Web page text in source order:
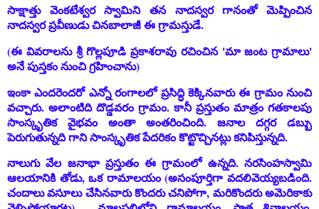
సాక్షాత్తు వెంకటేశ్వర స్వామిని తన నాదస్వర గానంతో మెప్పించిన
నాదస్వర ప్రవీణుడు చినబాలాజీ ఈ గ్రామస్తుడే.
(ఈ వివరాలను శ్రీ గొల్లపూడి ప్రకాశరావు రచించిన 'మా జంట గ్రామాలు'
అనే పుస్తకం నుంచి గ్రహించాను)
ఇంకా ఎందరెందరో ఎన్నో రంగాలలో ప్రసిద్ధి కెక్కినవారు ఈ గ్రామం నుంచి
వచ్చారు. అలాంటిది దొడ్డవరం గ్రామం. కానీ ప్రస్తుతం మాత్రం గతకాలపు
సాంస్కృతిక వైభవం అంతా అంతరించింది. జనాల దగ్గర డబ్బు
పెరుగుతున్నది గాని సాంస్కృతిక పేదరికం కొట్టొచ్చినట్లు కనిపిస్తున్నది.
నాలుగు వేల జనాభా ప్రస్తుతం ఈ గ్రామంలో ఉన్నది. నరసింహస్వామి
ఆలయానికి తోడు, ఒక రామాలయం (అసంపూర్తిగా వదలివెయ్యబడింది.
చందాలు వసూలు చేసినవారు కొందరు చనిపోగా, మరికొందరు అమెరికాకు